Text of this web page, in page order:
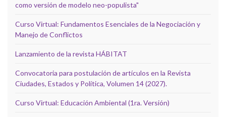
como versión de modelo neo-populista"
Curso Virtual: Fundamentos Esenciales de la Negociación y
Manejo de Conflictos
Lanzamiento de la revista HÁBITAT
Convocatoria para postulación de artículos en la Revista
Ciudades, Estados y Política, Volumen 14 (2027).
Curso Virtual: Educación Ambiental (1ra. Versión)